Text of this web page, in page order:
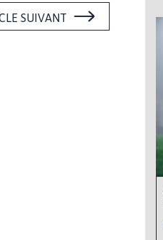
SUIVANT